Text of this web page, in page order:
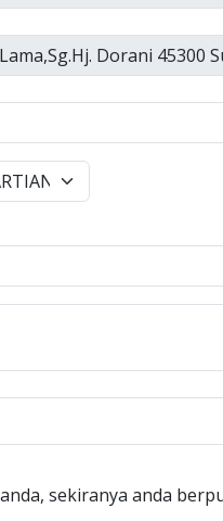
sekiranya anda